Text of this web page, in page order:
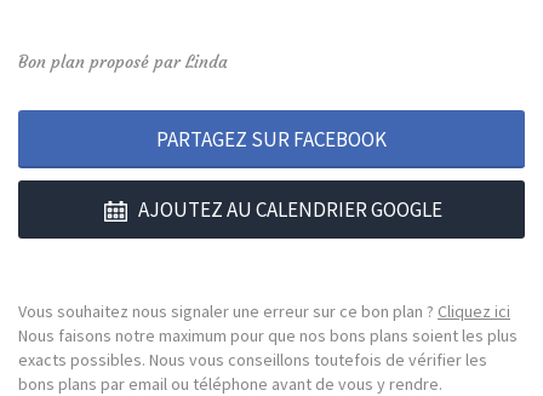
Bon plan proposé par Linda
PARTAGEZ SUR FACEBOOK
AJOUTEZ AU CALENDRIER GOOGLE
Vous souhaitez nous signaler une erreur sur ce bon plan ? Cliquez ici
Nous faisons notre maximum pour que nos bons plans soient les plus
exacts possibles. Nous vous conseillons toutefois de vérifier les
bons plans par email ou téléphone avant de vous y rendre.